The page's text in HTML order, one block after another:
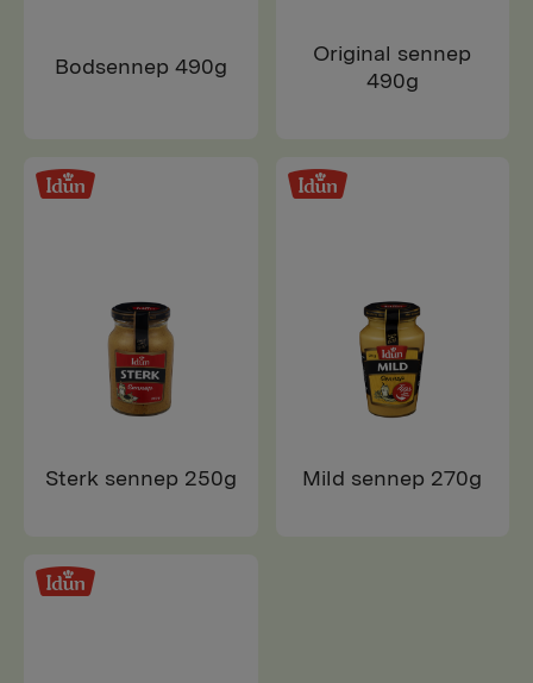
Bodsennep 490g
Original sennep
490g
Sterk sennep 250g Mild sennep 270g